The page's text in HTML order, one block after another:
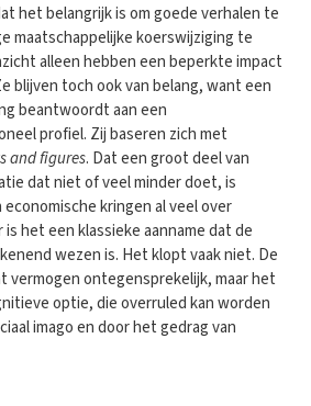
het belangrijk is om goede verhalen te
maatschappelijke koerswijziging te
alleen hebben een beperkte impact
blijven toch ook van belang, want een
beantwoordt aan een
profiel. Zij baseren zich met
and figures. Dat een groot deel van
dat niet of veel minder doet, is
kringen al veel over
het een klassieke aanname dat de
wezen is. Het klopt vaak niet. De
vermogen ontegensprekelijk, maar het
optie, die overruled kan worden
imago en door het gedrag van